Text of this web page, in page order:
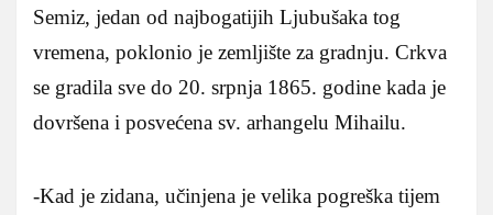
Semiz, jedan od najbogatijih Ljubušaka tog
vremena, poklonio je zemljište za gradnju. Crkva
se gradila sve do 20. srpnja 1865. godine kada je
dovršena i posvećena sv. arhangelu Mihailu.
-Kad je zidana, učinjena je velika pogreška tijem